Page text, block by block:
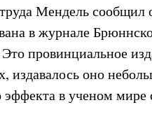
Мендель сообщил
в журнале
Это провинциальное
издавалось оно
эффекта в ученом мире